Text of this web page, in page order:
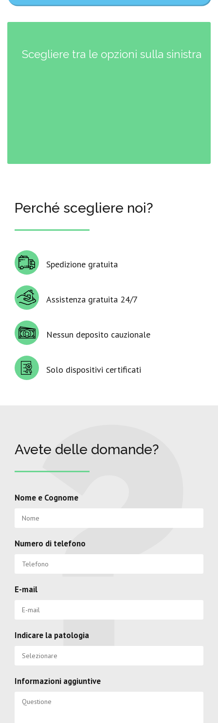
Scegliere tra le opzioni sulla sinistra
Perché scegliere noi?
Spedizione gratuita
Assistenza gratuita 24/7
Nessun deposito cauzionale
Solo dispositivi certificati
Avete delle domande?
Nome e Cognome
Numero di telefono
E-mail
Indicare la patologia
Informazioni aggiuntive